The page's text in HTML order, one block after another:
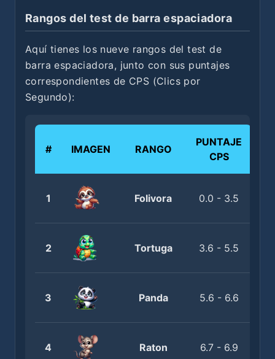
Rangos del test de barra espaciadora
Aquí tienes los nueve rangos del test de
barra espaciadora, junto con sus puntajes
correspondientes de CPS (Clics por
Segundo):
# IMAGEN RANGO
PUNTAJE
CPS
1 Folivora 0.0 - 3.5
2 Tortuga 3.6 - 5.5
3 Panda 5.6 - 6.6
4 Raton 6.7 - 6.9